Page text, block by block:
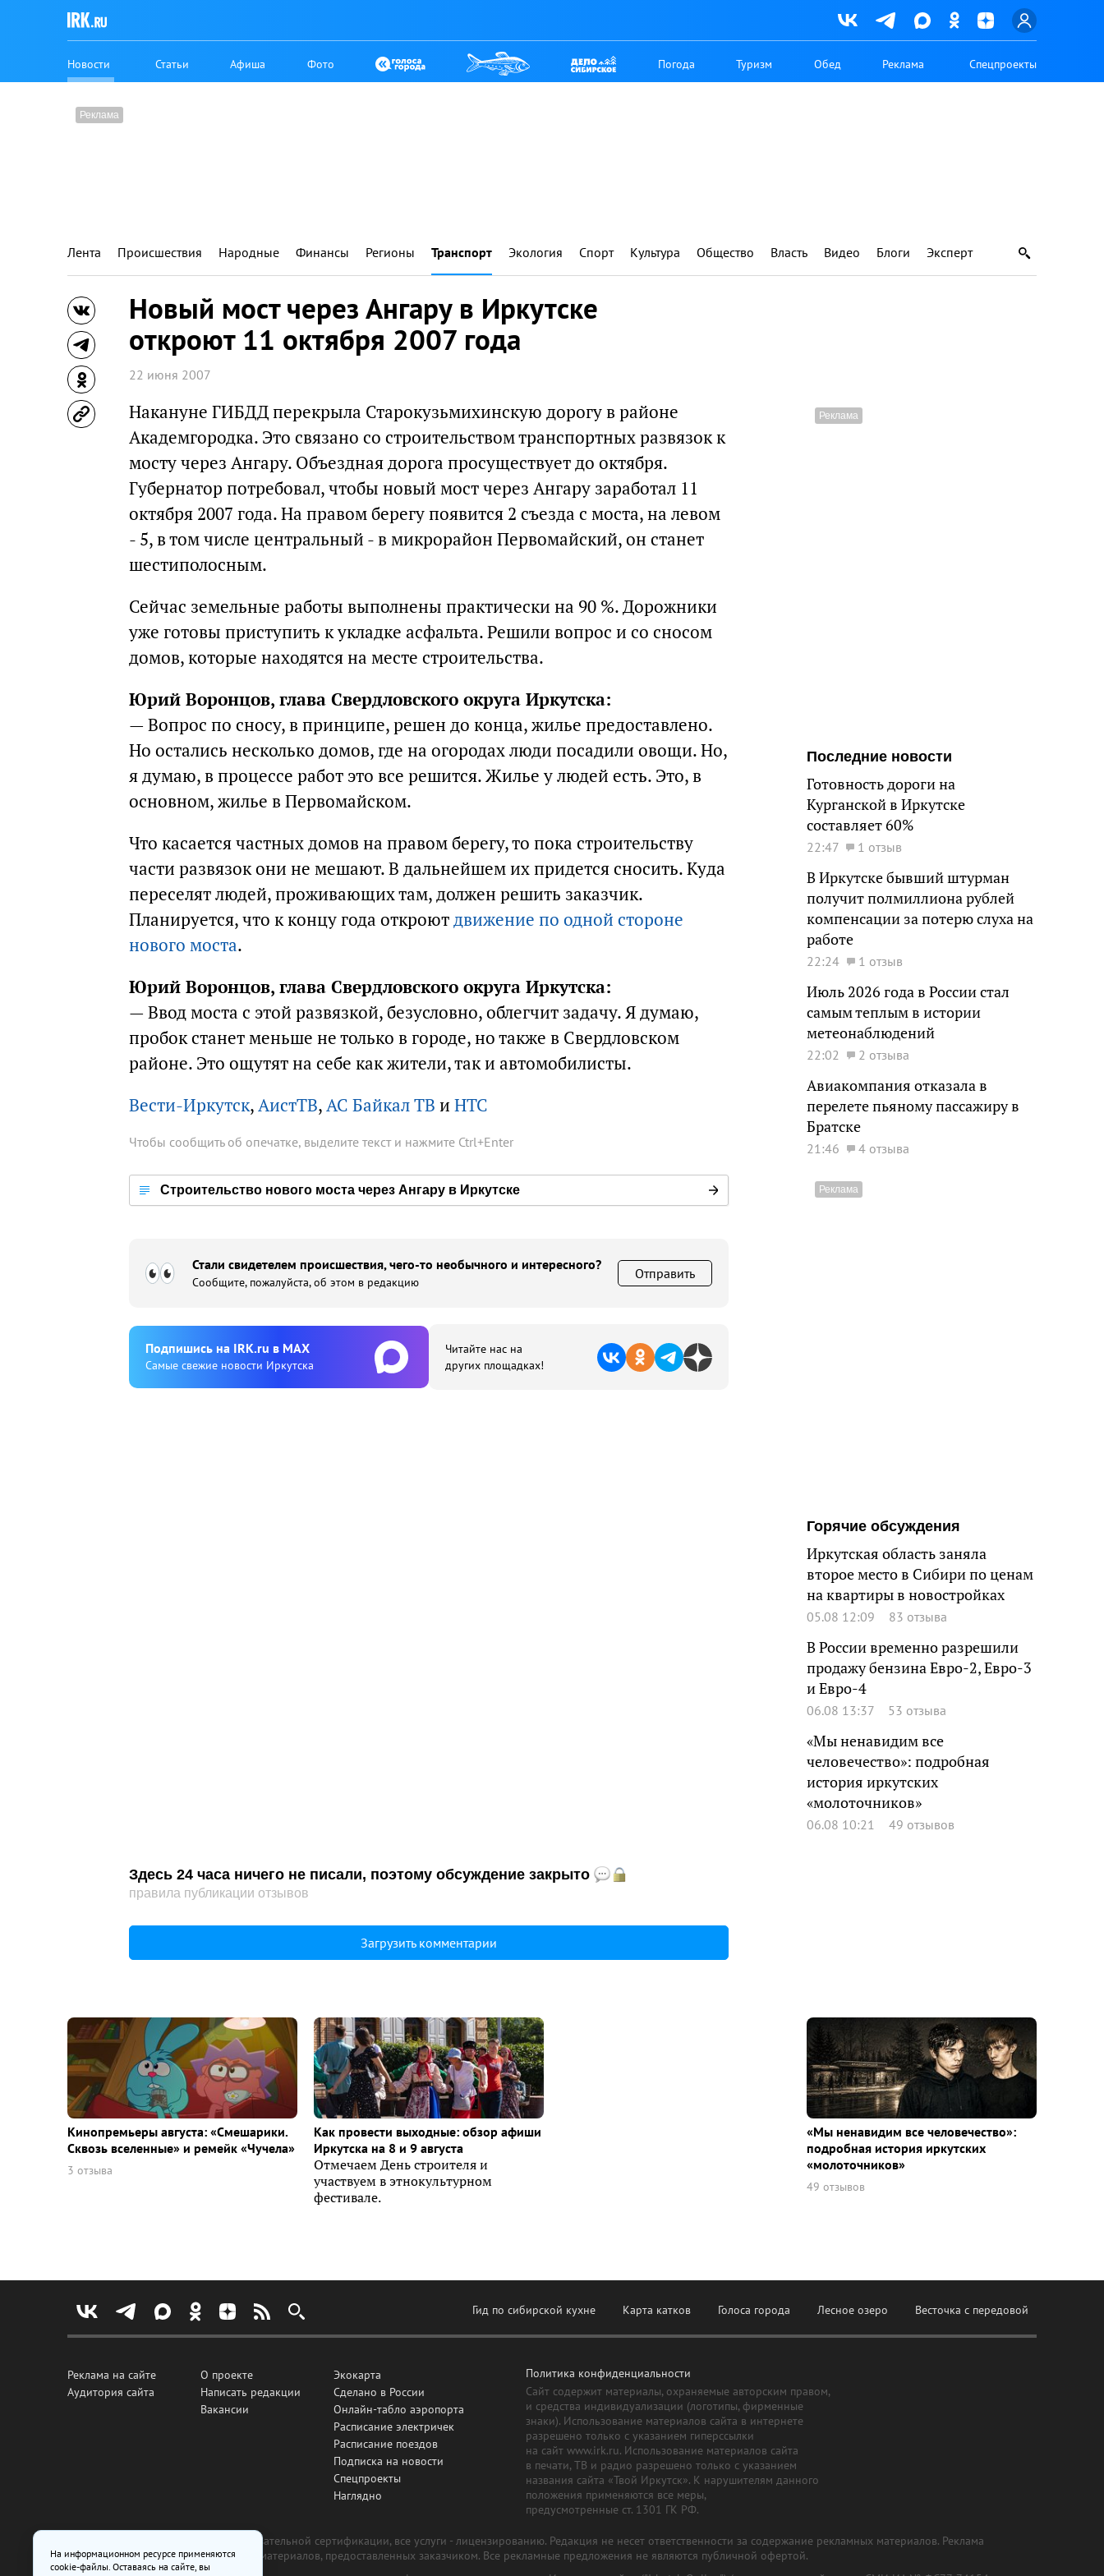
Новости Статьи Афиша Фото Погода Туризм Обед Реклама Спецпроекты
Лента Происшествия Народные Финансы Регионы Транспорт Экология Спорт Культура Общество Власть Видео Блоги Эксперт
Новый мост через Ангару в Иркутске
откроют 11 октября 2007 года
22 июня 2007
Накануне ГИБДД перекрыла Старокузьмихинскую дорогу в районе
Академгородка. Это связано со строительством транспортных развязок к
мосту через Ангару. Объездная дорога просуществует до октября.
Губернатор потребовал, чтобы новый мост через Ангару заработал 11
октября 2007 года. На правом берегу появится 2 съезда с моста, на левом
- 5, в том числе центральный - в микрорайон Первомайский, он станет
шестиполосным.
Сейчас земельные работы выполнены практически на 90 %. Дорожники
уже готовы приступить к укладке асфальта. Решили вопрос и со сносом
домов, которые находятся на месте строительства.
Юрий Воронцов, глава Свердловского округа Иркутска:
— Вопрос по сносу, в принципе, решен до конца, жилье предоставлено.
Но остались несколько домов, где на огородах люди посадили овощи. Но,
я думаю, в процессе работ это все решится. Жилье у людей есть. Это, в
основном, жилье в Первомайском.
Что касается частных домов на правом берегу, то пока строительству
части развязок они не мешают. В дальнейшем их придется сносить. Куда
переселят людей, проживающих там, должен решить заказчик.
Планируется, что к концу года откроютдвижение по одной стороне
нового моста.
Юрий Воронцов, глава Свердловского округа Иркутска:
— Ввод моста с этой развязкой, безусловно, облегчит задачу. Я думаю,
пробок станет меньше не только в городе, но также в Свердловском
районе. Это ощутят на себе как жители, так и автомобилисты.
Вести-Иркутск,АистТВ,АС Байкал ТВ и НТС
Чтобы сообщить об опечатке, выделите текст и нажмите Ctrl+Enter
Строительство нового моста через Ангару в Иркутске
Стали свидетелем происшествия, чего-то необычного и интересного?
Сообщите, пожалуйста, об этом в редакцию
Отправить
Подпишиcь на IRK.ru в MAX
Cамые свежие новости Иркутска
Читайте нас на
других площадках!
Здесь 24 часа ничего не писали, поэтому обсуждение закрыто
правила публикации отзывов
Загрузить комментарии
Последние новости
Готовность дороги на
Курганской в Иркутске
составляет 60%
22:47 1 отзыв
В Иркутске бывший штурман
получит полмиллиона рублей
компенсации за потерю слуха на
работе
22:24 1 отзыв
Июль 2026 года в России стал
самым теплым в истории
метеонаблюдений
22:02 2 отзыва
Авиакомпания отказала в
перелете пьяному пассажиру в
Братске
21:46 4 отзыва
Горячие обсуждения
Иркутская область заняла
второе место в Сибири по ценам
на квартиры в новостройках
05.08 12:09 83 отзыва
В России временно разрешили
продажу бензина Евро-2, Евро-3
и Евро-4
06.08 13:37 53 отзыва
«Мы ненавидим все
человечество»: подробная
история иркутских
«молоточников»
06.08 10:21 49 отзывов
Кинопремьеры августа: «Смешарики.
Сквозь вселенные» и ремейк «Чучела»
3 отзыва
Как провести выходные: обзор афиши
Иркутска на 8 и 9 августа
Отмечаем День строителя и
участвуем в этнокультурном
фестивале.
«Мы ненавидим все человечество»:
подробная история иркутских
«молоточников»
49 отзывов
Гид по сибирской кухне Карта катков Голоса города Лесное озеро Весточка с передовой
Реклама на сайте
Аудитория сайта
О проекте
Написать редакции
Вакансии
Экокарта
Сделано в России
Онлайн-табло аэропорта
Расписание электричек
Расписание поездов
Подписка на новости
Спецпроекты
Наглядно
Политика конфиденциальности
Сайт содержит материалы, охраняемые авторским правом,
и средства индивидуализации (логотипы, фирменные
знаки). Использование материалов сайта в интернете
разрешено только с указанием гиперссылки
на сайт www.irk.ru. Использование материалов сайта
в печати, ТВ и радио разрешено только с указанием
названия сайта «Твой Иркутск». К нарушителям данного
положения применяются все меры,
предусмотренные ст. 1301 ГК РФ.
Все рекламные товары подлежат обязательной сертификации, все услуги - лицензированию. Редакция не несет ответственности за содержание рекламных материалов. Реклама
изготовлена и размещена на основе материалов, предоставленных заказчиком. Все рекламные предложения не являются публичной офертой.
На информационном ресурсе применяются
cookie-файлы. Оставаясь на сайте, вы